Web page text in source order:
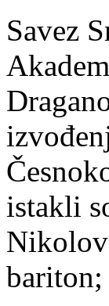
Savez
istakli